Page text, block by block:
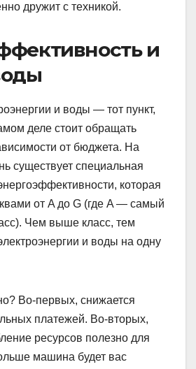
дружит с техникой.
и
и воды — тот пункт,
деле стоит обращать
от бюджета. На
существует специальная
которая
от A до G (где A — самый
Чем выше класс, тем
и воды на одну
Во-первых, снижается
платежей. Во-вторых,
ресурсов полезно для
машина будет вас